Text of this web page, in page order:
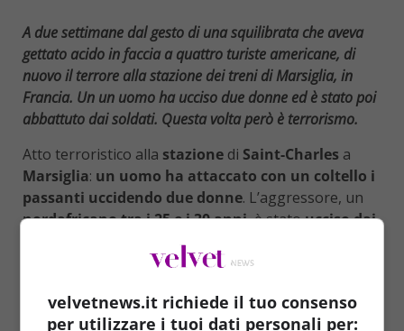
A due settimane dal gesto di una squilibrata che aveva
gettato acido in faccia a quattro turiste americane, di
nuovo il terrore alla stazione dei treni di Marsiglia, in
Francia. Un un uomo ha ucciso due donne ed è stato poi
abbattuto dai soldati. Questa volta però è terrorismo.
Atto terroristico alla stazione di Saint-Charles a
Marsiglia: un uomo ha attaccato con un coltello i
passanti uccidendo due donne. L’aggressore, un
nordafricano tra i 25 e i 30 anni, è statoucciso dai
dell’operazione anti-terrorismo
erano di guardia alla stazione ferroviaria. Alcuni
“Allah Akbar” durante l’attacco. Per la polizia si tratta
velvetnews.it richiede il tuo consenso
per utilizzare i tuoi dati personali per: